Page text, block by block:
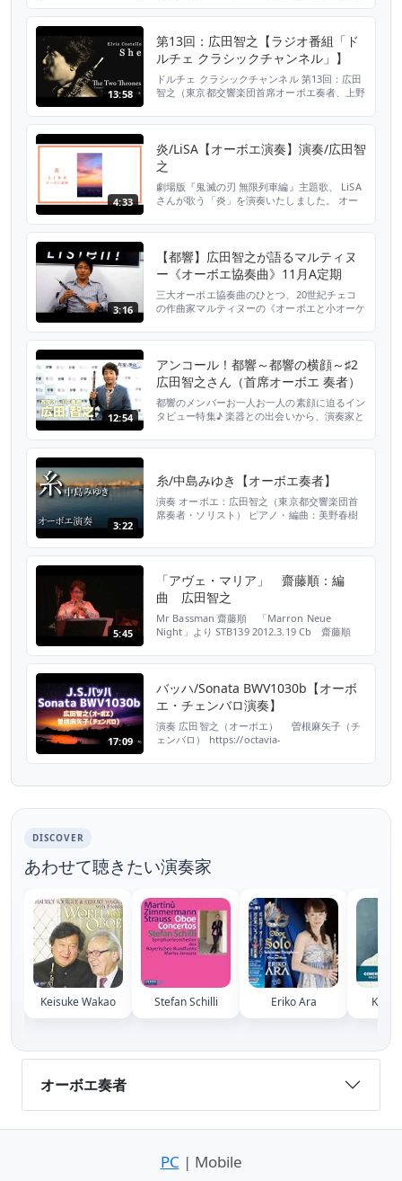
作品集となりました。注目は、シューマンの代
表作のひとつである「3つのロマンス」（ギタ
である楽曲ですが、...
13:58
第13回：広田智之【ラジオ番組「ド
ルチェ クラシックチャンネル」】
ドルチェ クラシックチャンネル 第13回：広田
智之（東京都交響楽団首席オーボエ奏者、上野
Classic Channel No.13: Tomoyuki HIROTA
(Oboe) Airdate: June 30...
4:33
炎/LiSA【オーボエ演奏】演奏/広田智
之
劇場版『鬼滅の刃 無限列車編』主題歌、 LiSA
さんが歌う「炎」を演奏いたしました。 オー
https://twitter.com/tomoyukihirota 【 広田
智之 公式HP】
http://tomoyukihirota.com/in...
3:16
【都響】広田智之が語るマルティヌ
ー《オーボエ協奏曲》11月A定期
三大オーボエ協奏曲のひとつ、20世紀チェコ
の作曲家マルティヌーの《オーボエと小オーケ
との共演楽しみ」 「オーボエ協奏曲の魅力と
は」 「第3楽章にふたつのカデンツァが含まれ
る新しい楽譜を使用」 東京都交響楽団第760回
定期演奏会...
12:54
アンコール！都響～都響の横顔～♯2
広田智之さん（首席オーボエ 奏者）
都響のメンバーお一人お一人の素顔に迫るイン
タビュー特集♪ 楽器との出会いから、演奏家と
3:22
糸/中島みゆき【オーボエ奏者】
演奏 オーボエ：広田智之（東京都交響楽団首
席奏者・ソリスト） ピアノ・編曲：美野春樹
智之 公式HP】 http://tomoyukihirota.co...
5:45
「アヴェ・マリア」 齋藤順：編
曲 広田智之
Mr Bassman 齋藤順 「Marron Neue
Night」より STB139 2012.3.19 Cb 齋藤順
https://junsaitoh.com/ Jun Saitoh Channel
齋藤順...
17:09
バッハ/Sonata BWV1030b【オーボ
エ・チェンバロ演奏】
演奏 広田智之（オーボエ） 曽根麻矢子（チ
ェンバロ） https://octavia-
無伴奏パルティータ ト短調 BW...
DISCOVER
あわせて聴きたい演奏家
Keisuke Wakao Stefan Schilli Eriko Ara Kalev
オーボエ奏者
PC | Mobile